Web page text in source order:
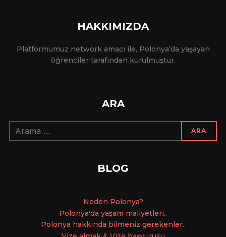
HAKKIMIZDA
Platformumuz network amacı ile, Polonya’da yaşayan
öğrenciler tarafından kurulmuştur.
ARA
Arama:
ARA
BLOG
Neden Polonya?
Polonya'da yaşam maliyetleri..
Polonya hakkında bilmeniz gerekenler..